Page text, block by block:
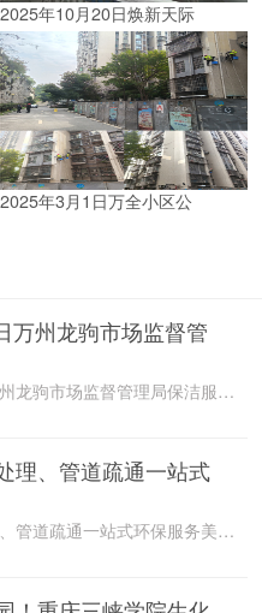
2025年10月20日焕新天际
2025年3月1日万全小区公
万州龙驹市场监督管
2026年4月15日万州龙驹市场监督管理局保洁服务由重庆美
理、管道疏通一站式
美万家：污水处理、管道疏通一站式环保服务美万家公司，